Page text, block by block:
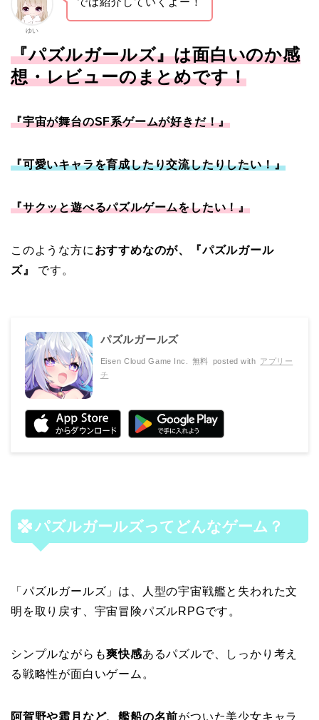
ゆい
『パズルガールズ』は面白いのか感
想・レビューのまとめです！
『宇宙が舞台のSF系ゲームが好きだ！』
『可愛いキャラを育成したり交流したりしたい！』
『サクッと遊べるパズルゲームをしたい！』
このような方に おすすめなのが、『パズルガール
ズ』
です。
パズルガールズ
Eisen Cloud Game Inc. 無料 posted with アプリー
チ
パズルガールズってどんなゲーム？
「パズルガールズ」は、人型の宇宙戦艦と失われた文
明を取り戻す、宇宙冒険パズルRPGです。
シンプルながらも爽快感あるパズルで、しっかり考え
る戦略性が面白いゲーム。
阿賀野や霜月など、艦船の名前がついた美少女キャラ